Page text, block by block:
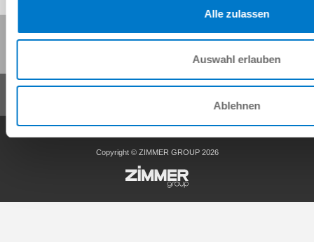
Alle zulassen
Auswahl erlauben
Ablehnen
Copyright © ZIMMER GROUP 2026